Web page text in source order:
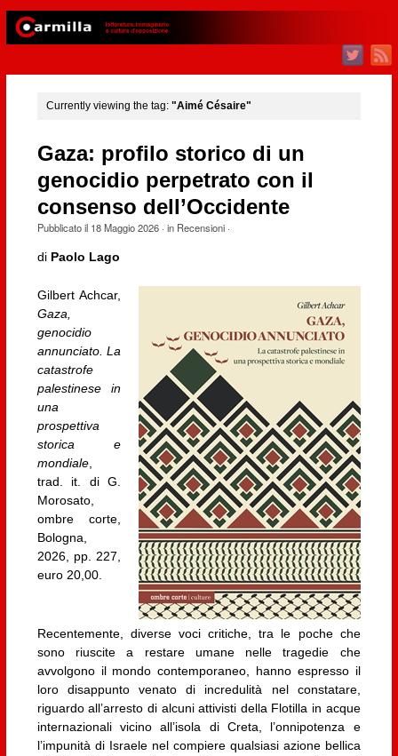
Currently viewing the tag: "Aimé Césaire"
Gaza: profilo storico di un
genocidio perpetrato con il
consenso dell’Occidente
Pubblicato il 18 Maggio 2026· in Recensioni·
di Paolo Lago
Gilbert Achcar,
Gaza,
genocidio
annunciato. La
catastrofe
palestinese in
una
prospettiva
storica e
mondiale,
trad. it. di G.
Morosato,
ombre corte,
Bologna,
2026, pp. 227,
euro 20,00.
Recentemente, diverse voci critiche, tra le poche che
sono riuscite a restare umane nelle tragedie che
avvolgono il mondo contemporaneo, hanno espresso il
loro disappunto venato di incredulità nel constatare,
riguardo all’arresto di alcuni attivisti della Flotilla in acque
internazionali vicino all’isola di Creta, l’onnipotenza e
l’impunità di Israele nel compiere qualsiasi azione bellica